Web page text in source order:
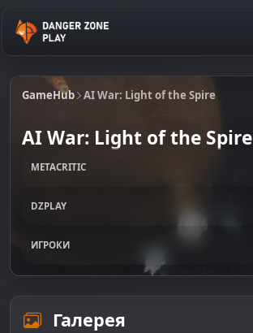
GameHub AI War: Light of the Spire
AI War: Light of the Spire
METACRITIC
DZPLAY
ИГРОКИ
Галерея